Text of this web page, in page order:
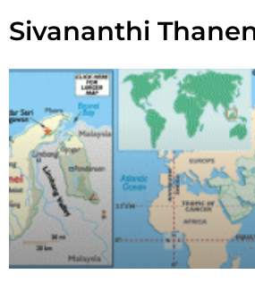
Sivananthi